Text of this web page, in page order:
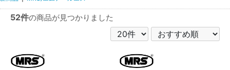
52件の商品が見つかりました